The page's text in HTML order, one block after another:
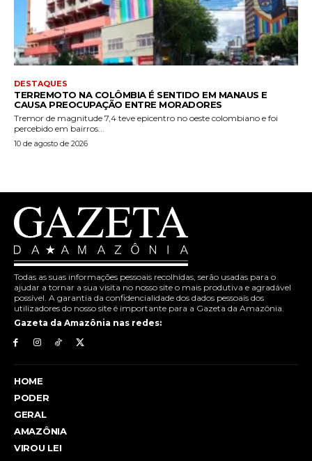
DESTAQUES
TERREMOTO NA COLÔMBIA É SENTIDO EM MANAUS E
CAUSA PREOCUPAÇÃO ENTRE MORADORES
Tremor de magnitude 7,4 teve epicentro no oeste colombiano e foi
percebido em bairros...
10 de agosto de 2026
Todas as suas informações pessoais recolhidas, serão usadas para o
ajudar a tornar a sua visita no nosso site o mais produtiva e agradável
possível. A garantia da confidencialidade dos dados pessoais dos
utilizadores do nosso site é importante para a Gazeta da Amazônia.
Gazeta da Amazônia nas redes:
HOME
PODER
GERAL
AMAZÔNIA
VIROU LEI